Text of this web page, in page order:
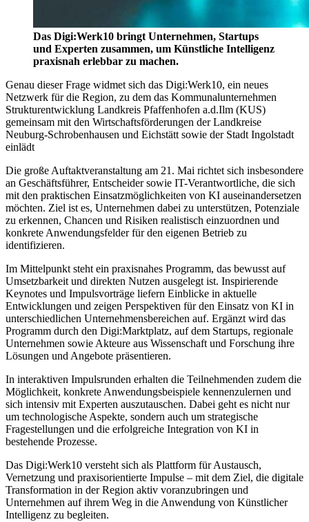
Das Digi:Werk10 bringt Unternehmen, Startups
und Experten zusammen, um Künstliche Intelligenz
praxisnah erlebbar zu machen.
Genau dieser Frage widmet sich das Digi:Werk10, ein neues
Netzwerk für die Region, zu dem das Kommunalunternehmen
Strukturentwicklung Landkreis Pfaffenhofen a.d.Ilm (KUS)
gemeinsam mit den Wirtschaftsförderungen der Landkreise
Neuburg-Schrobenhausen und Eichstätt sowie der Stadt Ingolstadt
einlädt
Die große Auftaktveranstaltung am 21. Mai richtet sich insbesondere
an Geschäftsführer, Entscheider sowie IT-Verantwortliche, die sich
mit den praktischen Einsatzmöglichkeiten von KI auseinandersetzen
möchten. Ziel ist es, Unternehmen dabei zu unterstützen, Potenziale
zu erkennen, Chancen und Risiken realistisch einzuordnen und
konkrete Anwendungsfelder für den eigenen Betrieb zu
identifizieren.
Im Mittelpunkt steht ein praxisnahes Programm, das bewusst auf
Umsetzbarkeit und direkten Nutzen ausgelegt ist. Inspirierende
Keynotes und Impulsvorträge liefern Einblicke in aktuelle
Entwicklungen und zeigen Perspektiven für den Einsatz von KI in
unterschiedlichen Unternehmensbereichen auf. Ergänzt wird das
Programm durch den Digi:Marktplatz, auf dem Startups, regionale
Unternehmen sowie Akteure aus Wissenschaft und Forschung ihre
Lösungen und Angebote präsentieren.
In interaktiven Impulsrunden erhalten die Teilnehmenden zudem die
Möglichkeit, konkrete Anwendungsbeispiele kennenzulernen und
sich intensiv mit Experten auszutauschen. Dabei geht es nicht nur
um technologische Aspekte, sondern auch um strategische
Fragestellungen und die erfolgreiche Integration von KI in
bestehende Prozesse.
Das Digi:Werk10 versteht sich als Plattform für Austausch,
Vernetzung und praxisorientierte Impulse – mit dem Ziel, die digitale
Transformation in der Region aktiv voranzubringen und
Unternehmen auf ihrem Weg in die Anwendung von Künstlicher
Intelligenz zu begleiten.